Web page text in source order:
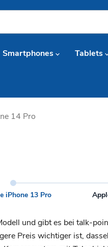
Smartphones Tablets
14 Pro
iPhone 13 Pro
und gibt es bei talk-
Preis wichtiger ist,